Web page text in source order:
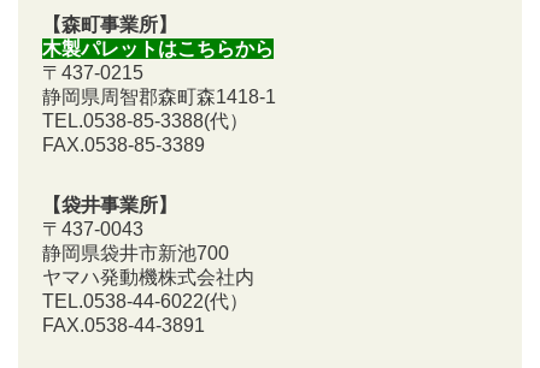
【森町事業所】
木製パレットはこちらから
〒437-0215
静岡県周智郡森町森1418-1
TEL.0538-85-3388(代）
FAX.0538-85-3389
【袋井事業所】
〒437-0043
静岡県袋井市新池700
ヤマハ発動機株式会社内
TEL.0538-44-6022(代）
FAX.0538-44-3891